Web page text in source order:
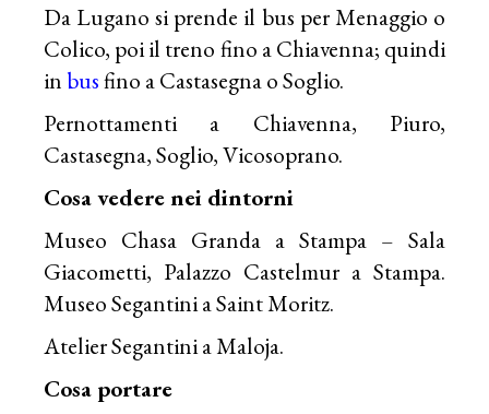
Da Lugano si prende il bus per Menaggio o
Colico, poi il treno fino a Chiavenna; quindi
in busfino a Castasegna o Soglio.
Pernottamenti a Chiavenna, Piuro,
Castasegna, Soglio, Vicosoprano.
Cosa vedere nei dintorni
Museo Chasa Granda a Stampa – Sala
Giacometti, Palazzo Castelmur a Stampa.
Museo Segantini a Saint Moritz.
Atelier Segantini a Maloja.
Cosa portare